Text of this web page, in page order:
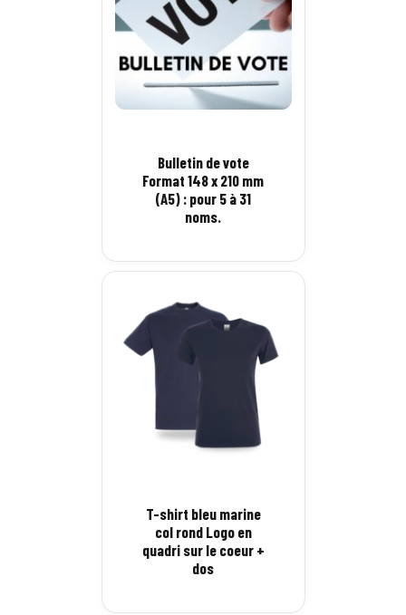
Bulletin de vote
Format 148 x 210 mm
(A5) : pour 5 à 31
noms.
T-shirt bleu marine
col rond Logo en
quadri sur le coeur +
dos